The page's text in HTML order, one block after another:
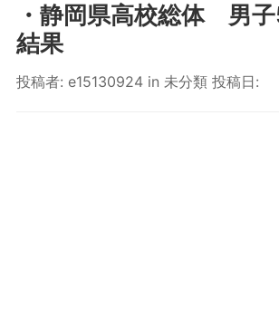
・静岡県高校総体 男
結果
投稿者: e15130924 in 未分類投稿日: